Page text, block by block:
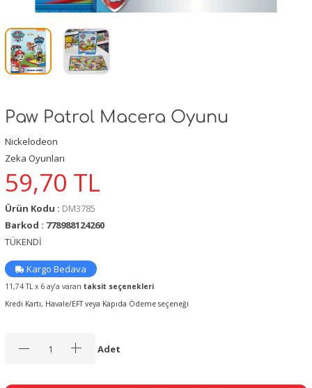
Paw Patrol Macera Oyunu
Nickelodeon
Zeka Oyunları
59,70 TL
Ürün Kodu : DM3785
Barkod : 778988124260
TÜKENDİ
Kargo Bedava
11,74 TL x 6 ay’a varan taksit seçenekleri
Kredi Kartı, Havale/EFT veya Kapıda Ödeme seçeneği
Adet